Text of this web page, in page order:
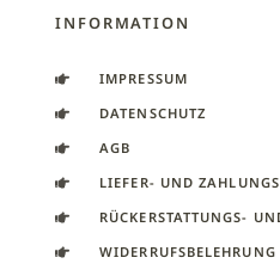
INFORMATION
IMPRESSUM
DATENSCHUTZ
AGB
LIEFER- UND
RÜCKERSTATTUNGS-
WIDERRUFSBELEHRUNG